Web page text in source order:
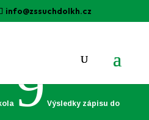
info@zssuchdolkh.cz
9 Výsledky zápisu do